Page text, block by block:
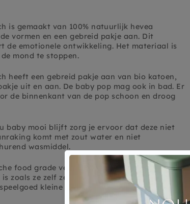
is gemaakt van 100% natuurlijk hevea
vormen en een gebreid pakje aan. Dit
de emotionele ontwikkeling. Het materiaal is
mond te stoppen.
heeft een gebreid pakje aan van bio katoen,
uit en aan. De baby pop mag ook in bad. Er
de binnenkant van de pop schoon en droog
baby mooi blijft zorg je ervoor dat deze niet
komt met zout water en niet
wasmiddel.
food grade verf, vrij van PVC en BPA. Het
zoals ze zelf zeggen: I'm-perfectly
kleine imperfecties hebben.